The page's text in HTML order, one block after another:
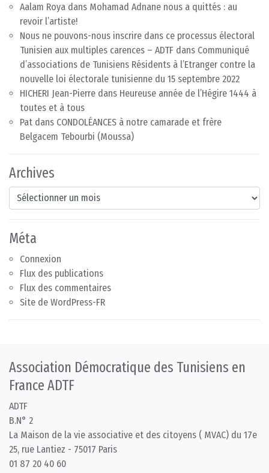
Aalam Roya dans Mohamad Adnane nous a quittés : au
revoir l’artiste!
Nous ne pouvons-nous inscrire dans ce processus électoral
Tunisien aux multiples carences – ADTF dans Communiqué
d’associations de Tunisiens Résidents à l’Etranger contre la
nouvelle loi électorale tunisienne du 15 septembre 2022
HICHERI Jean-Pierre dans Heureuse année de l’Hégire 1444 à
toutes et à tous
Pat dans CONDOLÉANCES à notre camarade et frère
Belgacem Tebourbi (Moussa)
Archives
Archives
Méta
Connexion
Flux des publications
Flux des commentaires
Site de WordPress-FR
Association Démocratique des Tunisiens en
France ADTF
ADTF
B.N° 2
La Maison de la vie associative et des citoyens ( MVAC) du 17e
25, rue Lantiez - 75017 Paris
01 87 20 40 60